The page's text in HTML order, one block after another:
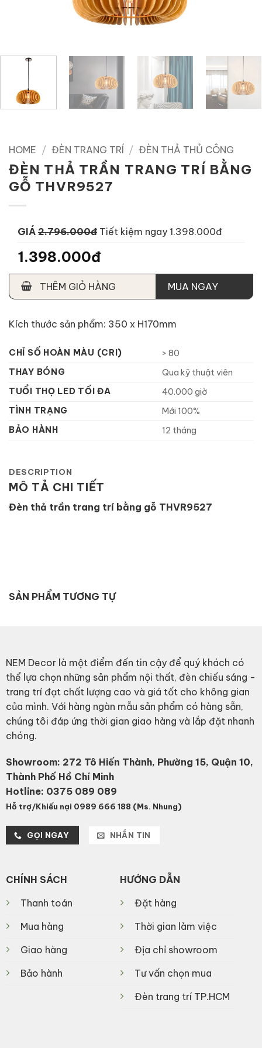
HOME / ĐÈN TRANG TRÍ / ĐÈN THẢ THỦ CÔNG
ĐÈN THẢ TRẦN TRANG TRÍ BẰNG
GỖ THVR9527
GIÁ 2.796.000đ Tiết kiệm ngay 1.398.000đ
1.398.000đ
THÊM GIỎ HÀNG MUA NGAY
Kích thước sản phẩm: 350 x H170mm
CHỈ SỐ HOÀN MÀU (CRI)
> 80
THAY BÓNG
Qua kỹ thuật viên
TUỔI THỌ LED TỐI ĐA
40.000 giờ
TÌNH TRẠNG
Mới 100%
BẢO HÀNH
12 tháng
DESCRIPTION
MÔ TẢ CHI TIẾT
Đèn thả trần trang trí bằng gỗ THVR9527
SẢN PHẨM TƯƠNG TỰ
NEM Decor là một điểm đến tin cậy để quý khách có
thể lựa chọn những sản phẩm nội thất, đèn chiếu sáng -
trang trí đạt chất lượng cao và giá tốt cho không gian
của mình. Với hàng ngàn mẫu sản phẩm có hàng sẵn,
chúng tôi đáp ứng thời gian giao hàng và lắp đặt nhanh
chóng.
Showroom: 272 Tô Hiến Thành, Phường 15, Quận 10,
Thành Phố Hồ Chí Minh
Hotline: 0375 089 089
Hỗ trợ/Khiếu nại 0989 666 188 (Ms. Nhung)
GỌI NGAY NHẮN TIN
CHÍNH SÁCH
Thanh toán
Mua hàng
Giao hàng
Bảo hành
HƯỚNG DẪN
Đặt hàng
Thời gian làm việc
Địa chỉ showroom
Tư vấn chọn mua
Đèn trang trí TP.HCM